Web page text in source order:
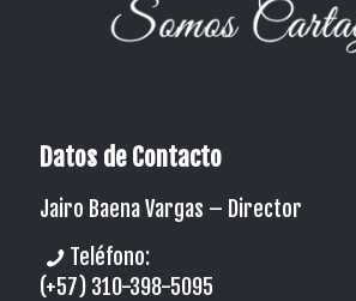
Datos de Contacto
Jairo Baena Vargas – Director
Teléfono:
(+57) 310-398-5095